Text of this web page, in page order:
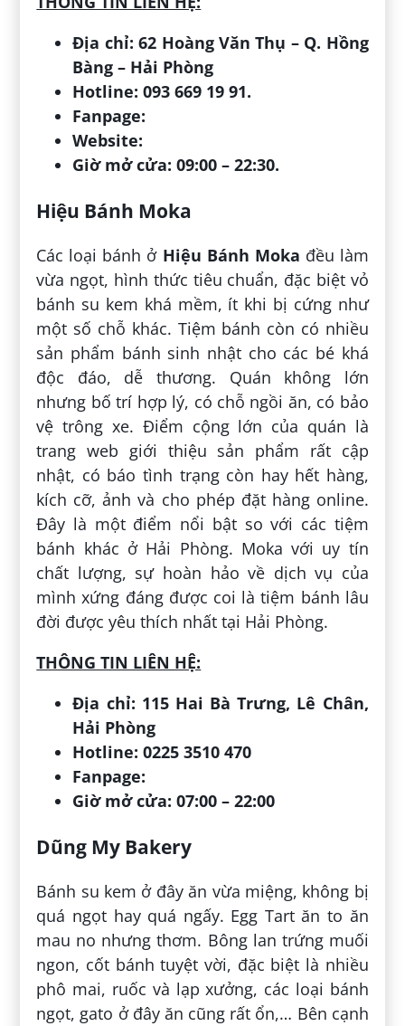
Địa chỉ: 62 Hoàng Văn Thụ – Q. Hồng
Bàng – Hải Phòng
Hotline: 093 669 19 91.
Fanpage:
Website:
Giờ mở cửa: 09:00 – 22:30.
Hiệu Bánh Moka
Các loại bánh ở Hiệu Bánh Moka đều làm
vừa ngọt, hình thức tiêu chuẩn, đặc biệt vỏ
bánh su kem khá mềm, ít khi bị cứng như
một số chỗ khác. Tiệm bánh còn có nhiều
sản phẩm bánh sinh nhật cho các bé khá
độc đáo, dễ thương. Quán không lớn
nhưng bố trí hợp lý, có chỗ ngồi ăn, có bảo
vệ trông xe. Điểm cộng lớn của quán là
trang web giới thiệu sản phẩm rất cập
nhật, có báo tình trạng còn hay hết hàng,
kích cỡ, ảnh và cho phép đặt hàng online.
Đây là một điểm nổi bật so với các tiệm
bánh khác ở Hải Phòng. Moka với uy tín
chất lượng, sự hoàn hảo về dịch vụ của
mình xứng đáng được coi là tiệm bánh lâu
đời được yêu thích nhất tại Hải Phòng.
THÔNG TIN LIÊN HỆ:
Địa chỉ: 115 Hai Bà Trưng, Lê Chân,
Hải Phòng
Hotline: 0225 3510 470
Fanpage:
Giờ mở cửa: 07:00 – 22:00
Dũng My Bakery
Bánh su kem ở đây ăn vừa miệng, không bị
quá ngọt hay quá ngấy. Egg Tart ăn to ăn
mau no nhưng thơm. Bông lan trứng muối
ngon, cốt bánh tuyệt vời, đặc biệt là nhiều
phô mai, ruốc và lạp xưởng, các loại bánh
ngọt, gato ở đây ăn cũng rất ổn,… Bên cạnh